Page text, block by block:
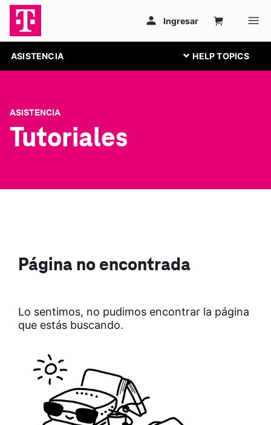
ASISTENCIA
ASISTENCIA
Tutoriales